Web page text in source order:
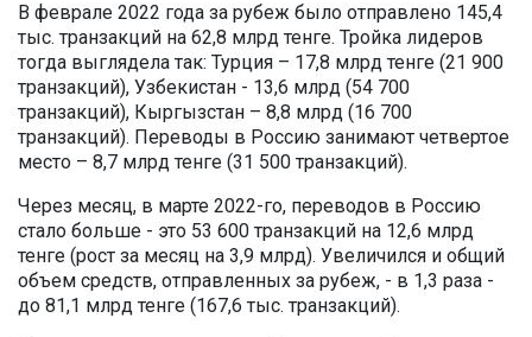
В феврале 2022 года за рубеж было отправлено 145,4
тыс. транзакций на 62,8 млрд тенге. Тройка лидеров
тогда выглядела так: Турция – 17,8 млрд тенге (21 900
транзакций), Узбекистан - 13,6 млрд (54 700
транзакций), Кыргызстан – 8,8 млрд (16 700
транзакций). Переводы в Россию занимают четвертое
место – 8,7 млрд тенге (31 500 транзакций).
Через месяц, в марте 2022-го, переводов в Россию
стало больше - это 53 600 транзакций на 12,6 млрд
тенге (рост за месяц на 3,9 млрд). Увеличился и общий
объем средств, отправленных за рубеж, - в 1,3 раза -
до 81,1 млрд тенге (167,6 тыс. транзакций).